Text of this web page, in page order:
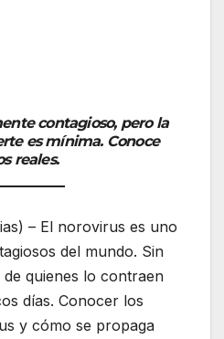
contagioso, pero la
es mínima. Conoce
reales.
– El norovirus es uno
del mundo. Sin
quienes lo contraen
días. Conocer los
y cómo se propaga